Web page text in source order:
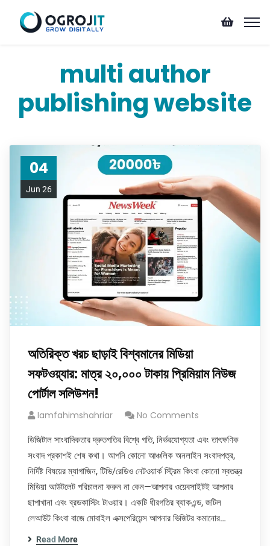
multi author
publishing website
04
Jun 26
অতিরিক্ত খরচ ছাড়াই বিশ্বমানের মিডিয়া
সফটওয়্যার: মাত্র ২০,০০০ টাকায় প্রিমিয়াম নিউজ
পোর্টাল সলিউশন!
Iamfahimshahriar No Comments
ডিজিটাল সাংবাদিকতার দ্রুতগতির বিশ্বে গতি, নির্ভরযোগ্যতা এবং তাৎক্ষণিক
সংবাদ প্রকাশই শেষ কথা। আপনি কোনো আঞ্চলিক অনলাইন সংবাদপত্র,
নির্দিষ্ট বিষয়ের ম্যাগাজিন, টিভি/রেডিও নেটওয়ার্ক স্ট্রিম কিংবা কোনো স্বতন্ত্র
মিডিয়া আউটলেট পরিচালনা করুন না কেন—আপনার ওয়েবসাইটই আপনার
ছাপাখানা এবং ব্রডকাস্টিং টাওয়ার। একটি ধীরগতির ব্যাকএন্ড, জটিল
লেআউট কিংবা বাজে মোবাইল এক্সপেরিয়েন্স আপনার ভিজিটর কমানোর…
Read More